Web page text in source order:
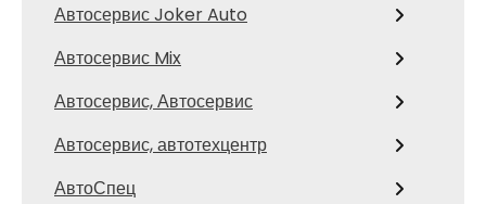
Автосервис Joker Auto
Автосервис Mix
Автосервис, Автосервис
Автосервис, автотехцентр
АвтоСпец